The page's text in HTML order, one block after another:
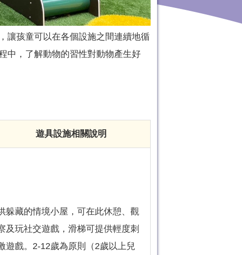
讓孩童可以在各個設施之間連續地循
中，了解動物的習性對動物產生好
遊具設施相關說明
躲藏的情境小屋，可在此休憩、觀
及玩社交遊戲，滑梯可提供輕度刺
遊戲。2-12歲為原則（2歲以上兒